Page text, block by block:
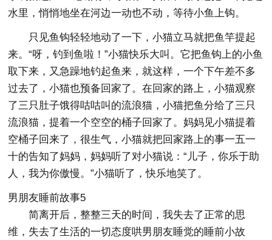
水里，悄悄地坐在河边一动也不动，等待小鱼上钩。
只见鱼钩轻轻地动了一下，小猫立马就把鱼竿提起
来。“呀，钓到鱼啦！”小猫快乐大叫。它把鱼钩上的小鱼
取下来，又急躁地钓起鱼来，就这样，一个下午差不多
过去了，小猫也预备回家了。在回家的路上，小猫观察
了三只肚子饿得咕咕叫的流浪猫，小猫把鱼分给了三只
流浪猫，提着一个空空的桶子回家了。妈妈见小猫提着
空桶子回来了，很生气，小猫就把回家路上的事一五一
十的告知了妈妈，妈妈听了对小猫说：“儿子，你乐于助
人，我为你傲慢。”小猫听了，快乐地笑了。
男朋友睡前故事5
简离开后，整整三天的时间，我失去了正常的思
维，失去了生活的一切态度哄男朋友睡觉的睡前小故